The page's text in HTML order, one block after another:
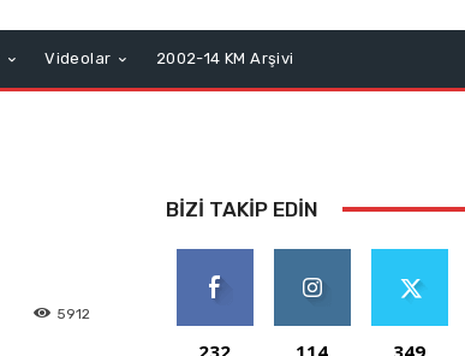
Videolar 2002-14 KM Arşivi
5912
BIZI TAKIP EDIN
232 114 349